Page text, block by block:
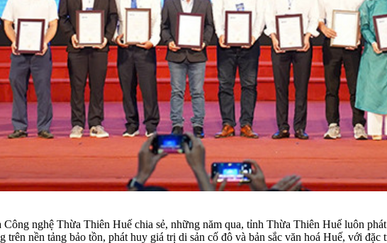
nghệ Thừa Thiên Huế chia sẻ, những năm qua, tỉnh Thừa Thiên Huế luôn
nền tảng bảo tồn, phát huy giá trị di sản cố đô và bản sắc văn hoá Huế, với